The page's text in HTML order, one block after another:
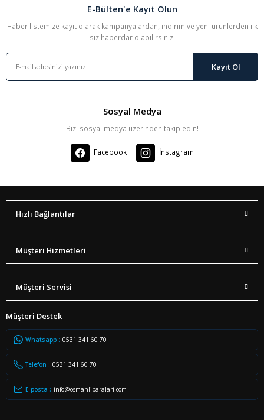
E-Bülten'e Kayıt Olun
Haber listemize kayıt olarak kampanyalardan, indirim ve yeni ürünlerden ilk
siz haberdar olabilirsiniz.
Kayıt Ol
Sosyal Medya
Bizi sosyal medya üzerinden takip edin!
Facebook İnstagram
Hızlı Bağlantılar
Müşteri Hizmetleri
Müşteri Servisi
Müşteri Destek
Whatsapp : 0531 341 60 70
Telefon : 0531 341 60 70
E-posta : info@osmanliparalari.com